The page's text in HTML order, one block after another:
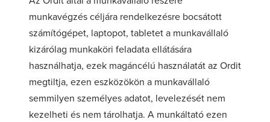
munkavégzés céljára rendelkezésre bocsátott
számítógépet, laptopot, tabletet a munkavállaló
kizárólag munkaköri feladata ellátására
használhatja, ezek magáncélú használatát az Ordit
megtiltja, ezen eszközökön a munkavállaló
semmilyen személyes adatot, levelezését nem
kezelheti és nem tárolhatja. A munkáltató ezen